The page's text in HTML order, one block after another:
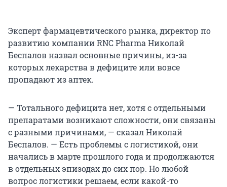
Эксперт фармацевтического рынка, директор по
развитию компании RNC Pharma Николай
Беспалов назвал основные причины, из-за
которых лекарства в дефиците или вовсе
пропадают из аптек.
— Тотального дефицита нет, хотя с отдельными
препаратами возникают сложности, они связаны
с разными причинами, — сказал Николай
Беспалов. — Есть проблемы с логистикой, они
начались в марте прошлого года и продолжаются
в отдельных эпизодах до сих пор. Но любой
вопрос логистики решаем, если какой-то